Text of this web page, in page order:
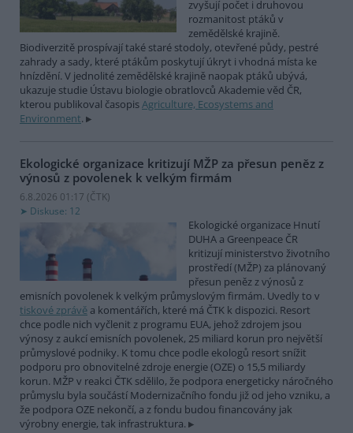
zvyšují počet i druhovou
rozmanitost ptáků v
zemědělské krajině.
Biodiverzitě prospívají také staré stodoly, otevřené půdy, pestré
zahrady a sady, které ptákům poskytují úkryt i vhodná místa ke
hnízdění. V jednolité zemědělské krajině naopak ptáků ubývá,
ukazuje studie Ústavu biologie obratlovců Akademie věd ČR,
kterou publikoval časopisAgriculture, Ecosystems and
Environment.
Ekologické organizace kritizují MŽP za přesun peněz z
výnosů z povolenek k velkým firmám
6.8.2026 01:17 (ČTK)
Diskuse: 12
Ekologické organizace Hnutí
DUHA a Greenpeace ČR
kritizují ministerstvo životního
prostředí (MŽP) za plánovaný
přesun peněz z výnosů z
emisních povolenek k velkým průmyslovým firmám. Uvedly to v
tiskové zprávě a komentářích, které má ČTK k dispozici. Resort
chce podle nich vyčlenit z programu EUA, jehož zdrojem jsou
výnosy z aukcí emisních povolenek, 25 miliard korun pro největší
průmyslové podniky. K tomu chce podle ekologů resort snížit
podporu pro obnovitelné zdroje energie (OZE) o 15,5 miliardy
korun. MŽP v reakci ČTK sdělilo, že podpora energeticky náročného
průmyslu byla součástí Modernizačního fondu již od jeho vzniku, a
že podpora OZE nekončí, a z fondu budou financovány jak
výrobny energie, tak infrastruktura.